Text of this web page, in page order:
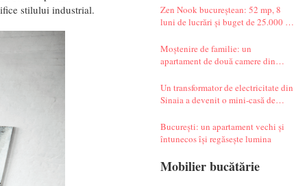
Zen Nook bucureștean: 52 mp, 8
luni de lucrări și buget de 25.000 de
Moștenire de familie: un
apartament de două camere din
Un transformator de electricitate din
Sinaia a devenit o mini-casă de
București: un apartament vechi și
întunecos își regăsește lumina
Mobilier bucătărie
stilului industrial.